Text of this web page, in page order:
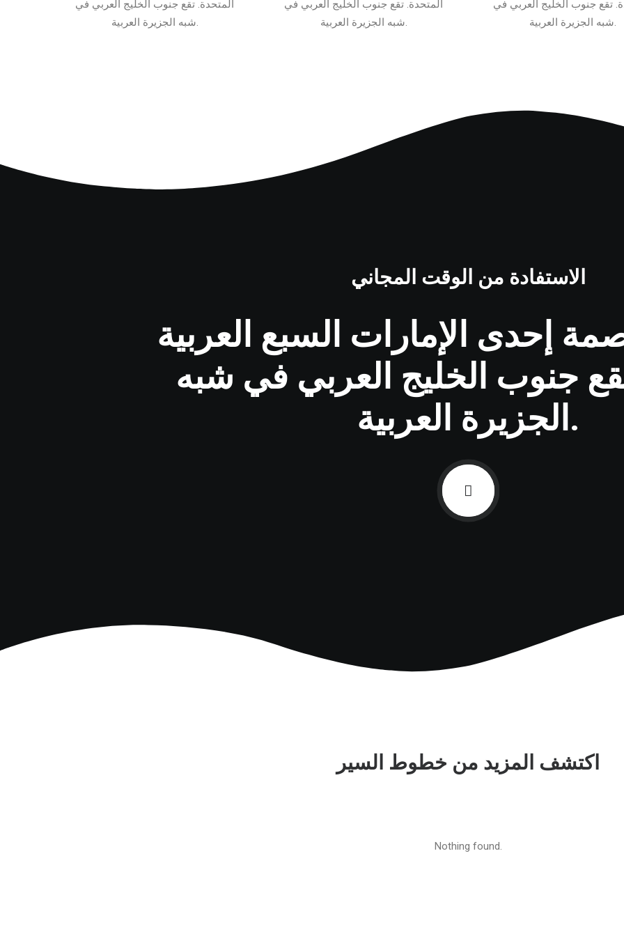
المتحدة. تقع جنوب الخليج العربي في
شبه الجزيرة العربية.
المتحدة. تقع جنوب الخليج العربي في
شبه الجزيرة العربية.
تقع جنوب الخليج العربي في
شبه الجزيرة العربية.
الاستفادة من الوقت المجاني
إحدى الإمارات السبع العربية
جنوب الخليج العربي في شبه
الجزيرة العربية.
اكتشف المزيد من خطوط السير
Nothing found.